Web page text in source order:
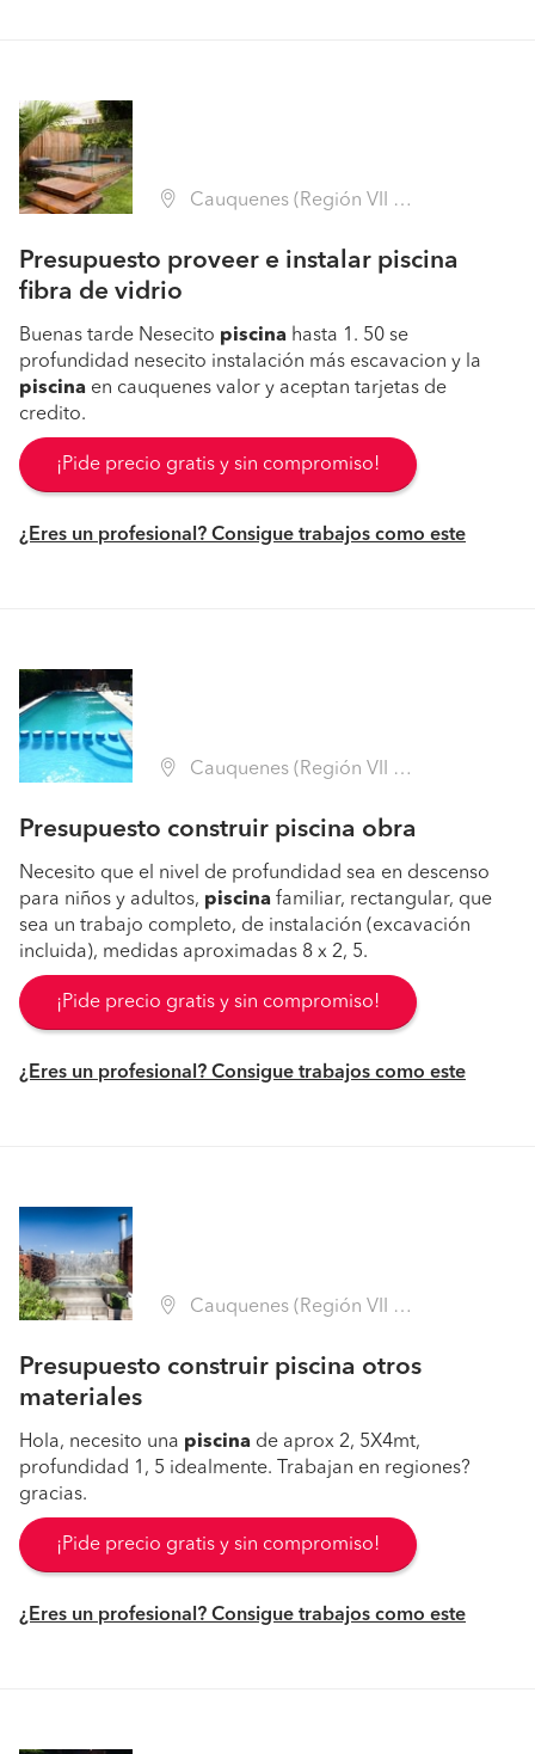
Cauquenes (Región VII Maule - Cauquenes)
Presupuesto proveer e instalar piscina
fibra de vidrio
Buenas tarde Nesecito piscina hasta 1. 50 se
profundidad nesecito instalación más escavacion y la
piscina en cauquenes valor y aceptan tarjetas de
credito.
¡Pide precio gratis y sin compromiso!
¿Eres un profesional? Consigue trabajos como este
Cauquenes (Región VII Maule - Cauquenes)
Presupuesto construir piscina obra
Necesito que el nivel de profundidad sea en descenso
para niños y adultos, piscina familiar, rectangular, que
sea un trabajo completo, de instalación (excavación
incluida), medidas aproximadas 8 x 2, 5.
¡Pide precio gratis y sin compromiso!
¿Eres un profesional? Consigue trabajos como este
Cauquenes (Región VII Maule - Cauquenes)
Presupuesto construir piscina otros
materiales
Hola, necesito una piscina de aprox 2, 5X4mt,
profundidad 1, 5 idealmente. Trabajan en regiones?
gracias.
¡Pide precio gratis y sin compromiso!
¿Eres un profesional? Consigue trabajos como este